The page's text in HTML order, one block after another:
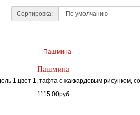
Сортировка:
Пашмина
1,цвет 1, тафта с жаккардовым рисунком,
1115.00руб